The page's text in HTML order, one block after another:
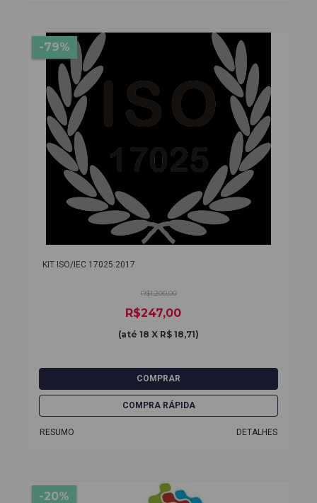
-79%
KIT ISO/IEC 17025:2017
R$1.200,00
R$247,00
(até 18 X R$ 18,71 )
RESUMO DETALHES
-20%